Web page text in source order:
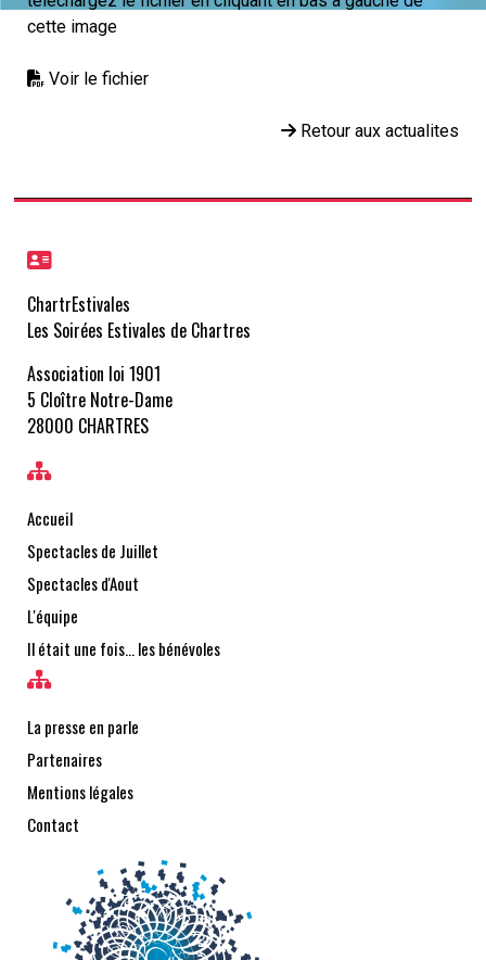
cette image
Voir le fichier
Retour aux actualites
ChartrEstivales
Les Soirées Estivales de Chartres
Association loi 1901
5 Cloître Notre-Dame
28000 CHARTRES
Accueil
Spectacles de Juillet
Spectacles d'Aout
L'équipe
Il était une fois… les bénévoles
La presse en parle
Partenaires
Mentions légales
Contact